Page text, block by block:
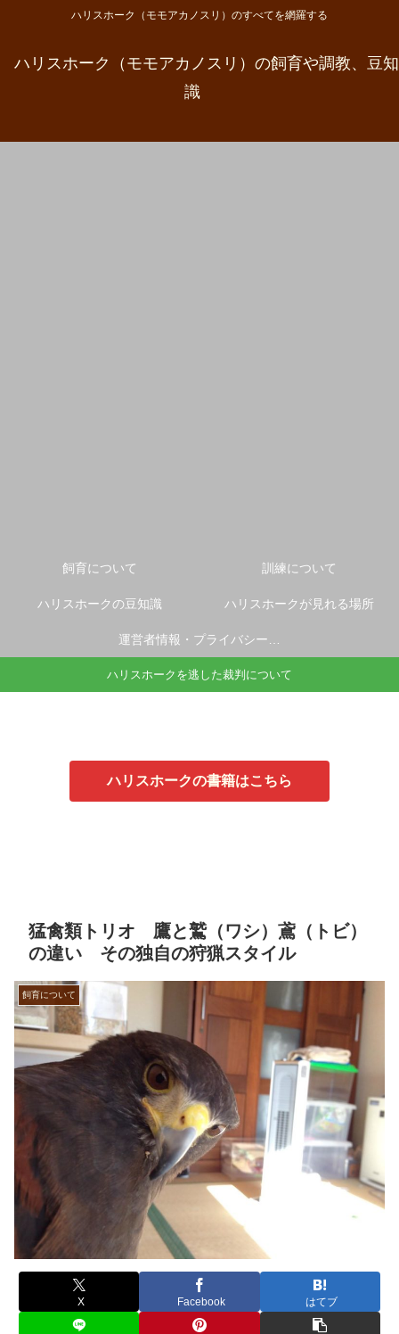
ハリスホーク（モモアカノスリ）のすべてを網羅する
ハリスホーク（モモアカノスリ）の飼育や調教、豆知
識
飼育について 訓練について
ハリスホークの豆知識 ハリスホークが見れる場所
運営者情報・プライバシーポリシー
ハリスホークを逃した裁判について
ハリスホークの書籍はこちら
猛禽類トリオ 鷹と鷲（ワシ）鳶（トビ）
の違い その独自の狩猟スタイル
飼育について
X Facebook はてブ